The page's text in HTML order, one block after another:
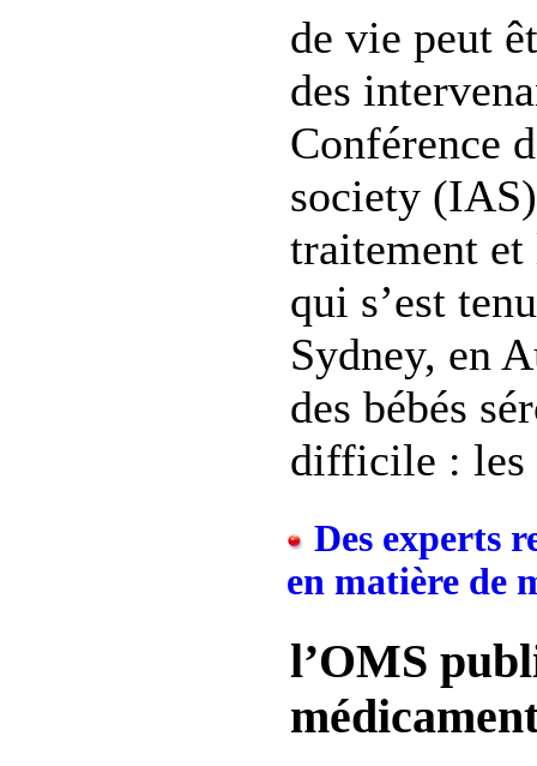
de vie peut
des
Conférence
society
traitement
qui s’est
Sydney, en
des bébés
difficile : les
Des experts
en matière de
l’OMS